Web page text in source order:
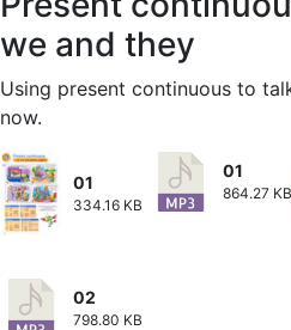
we and they
Using present continuous to
now.
01
334.16 KB
01
864.27 KB
02
798.80 KB